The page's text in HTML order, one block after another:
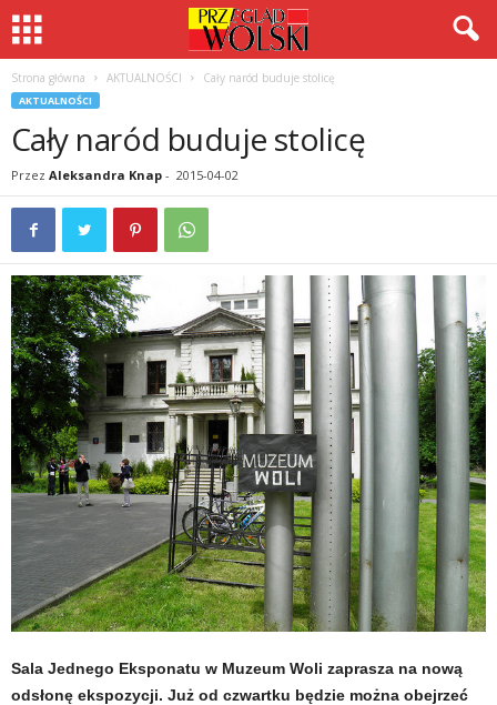
Strona główna AKTUALNOŚCI Cały naród buduje stolicę
AKTUALNOŚCI
Cały naród buduje stolicę
Przez Aleksandra Knap - 2015-04-02
Sala Jednego Eksponatu w Muzeum Woli zaprasza na nową
odsłonę ekspozycji. Już od czwartku będzie można obejrzeć